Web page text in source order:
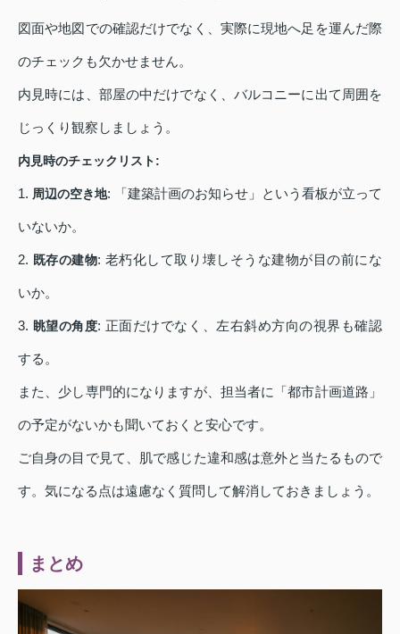
図面や地図での確認だけでなく、実際に現地へ足を運んだ際
のチェックも欠かせません。
内見時には、部屋の中だけでなく、バルコニーに出て周囲を
じっくり観察しましょう。
内見時のチェックリスト:
1. 周辺の空き地: 「建築計画のお知らせ」という看板が立って
いないか。
2. 既存の建物: 老朽化して取り壊しそうな建物が目の前にな
いか。
3. 眺望の角度: 正面だけでなく、左右斜め方向の視界も確認
する。
また、少し専門的になりますが、担当者に「都市計画道路」
の予定がないかも聞いておくと安心です。
ご自身の目で見て、肌で感じた違和感は意外と当たるもので
す。気になる点は遠慮なく質問して解消しておきましょう。
まとめ